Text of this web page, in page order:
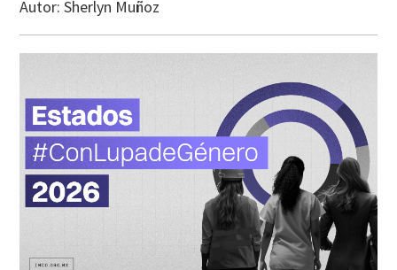
Autor: Sherlyn Muñoz